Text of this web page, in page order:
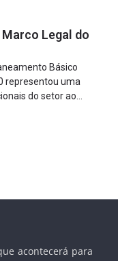
Legal do
Básico
representou uma
do setor ao
privada,
acontecerá para